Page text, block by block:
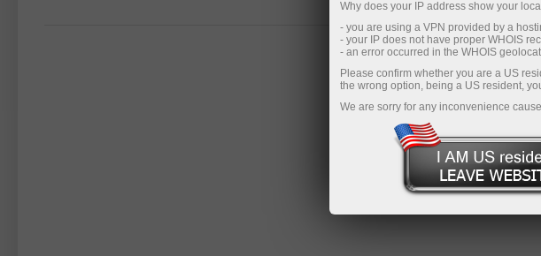
Why does your IP address show your
- you are using a VPN provided by a
- your IP does not have proper WHOIS
- an error occurred in the WHOIS
Please confirm whether you are a US
the wrong option, being a US resident,
We are sorry for any inconvenience